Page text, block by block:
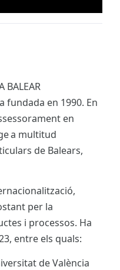
BALEAR
fundada en 1990. En
en
a multitud
de Balears,
per la
i processos. Ha
entre els quals:
de València